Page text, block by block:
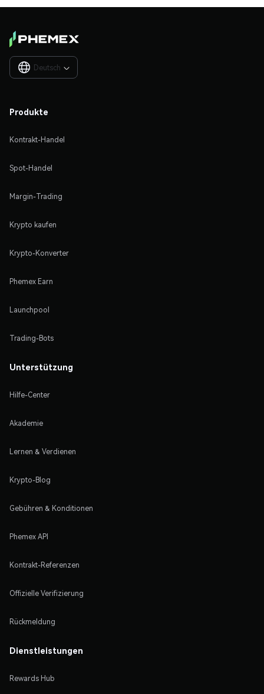
Deutsch 
Produkte
Kontrakt-Handel
Spot-Handel
Margin-Trading
Krypto kaufen
Krypto-Konverter
Phemex Earn
Launchpool
Trading-Bots
Unterstützung
Hilfe-Center
Akademie
Lernen & Verdienen
Krypto-Blog
Gebühren & Konditionen
Phemex API
Kontrakt-Referenzen
Offizielle Verifizierung
Rückmeldung
Dienstleistungen
Rewards Hub